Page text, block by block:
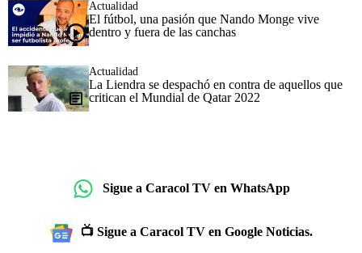
Actualidad
El fútbol, una pasión que Nando Monge vive
dentro y fuera de las canchas
Actualidad
La Liendra se despachó en contra de aquellos que
critican el Mundial de Qatar 2022
Sigue a Caracol TV en WhatsApp
📺 Sigue a Caracol TV en Google Noticias.